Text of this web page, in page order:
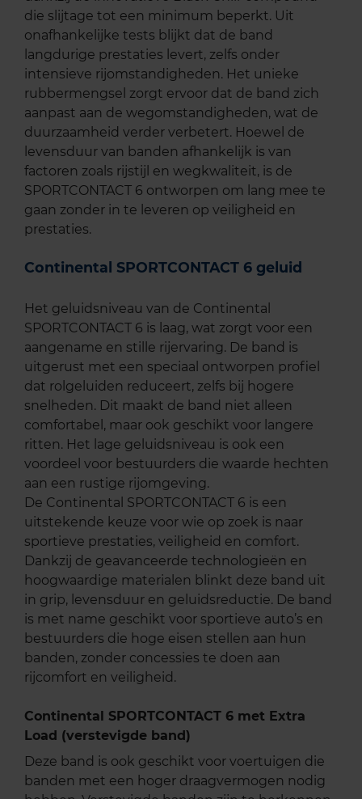
die slijtage tot een minimum beperkt. Uit
onafhankelijke tests blijkt dat de band
langdurige prestaties levert, zelfs onder
intensieve rijomstandigheden. Het unieke
rubbermengsel zorgt ervoor dat de band zich
aanpast aan de wegomstandigheden, wat de
duurzaamheid verder verbetert. Hoewel de
levensduur van banden afhankelijk is van
factoren zoals rijstijl en wegkwaliteit, is de
SPORTCONTACT 6 ontworpen om lang mee te
gaan zonder in te leveren op veiligheid en
prestaties.
Continental SPORTCONTACT 6 geluid
Het geluidsniveau van de Continental
SPORTCONTACT 6 is laag, wat zorgt voor een
aangename en stille rijervaring. De band is
uitgerust met een speciaal ontworpen profiel
dat rolgeluiden reduceert, zelfs bij hogere
snelheden. Dit maakt de band niet alleen
comfortabel, maar ook geschikt voor langere
ritten. Het lage geluidsniveau is ook een
voordeel voor bestuurders die waarde hechten
aan een rustige rijomgeving.
De Continental SPORTCONTACT 6 is een
uitstekende keuze voor wie op zoek is naar
sportieve prestaties, veiligheid en comfort.
Dankzij de geavanceerde technologieën en
hoogwaardige materialen blinkt deze band uit
in grip, levensduur en geluidsreductie. De band
is met name geschikt voor sportieve auto’s en
bestuurders die hoge eisen stellen aan hun
banden, zonder concessies te doen aan
rijcomfort en veiligheid.
Continental SPORTCONTACT 6 met Extra
Load (verstevigde band)
Deze band is ook geschikt voor voertuigen die
banden met een hoger draagvermogen nodig